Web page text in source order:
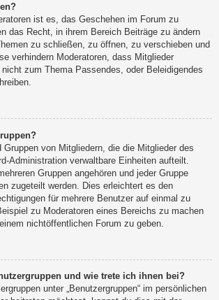
ist es, das Geschehen im Forum zu
das Recht, in ihrem Bereich Beiträge zu ändern
zu schließen, zu öffnen, zu verschieben und
verhindern Moderatoren, dass Mitglieder
nicht zum Thema Passendes, oder Beleidigendes
Gruppen von Mitgliedern, die die Mitglieder des
Administration verwaltbare Einheiten aufteilt.
Gruppen angehören und jeder Gruppe
zugeteilt werden. Dies erleichtert es den
für mehrere Benutzer auf einmal zu
zu Moderatoren eines Bereichs zu machen
nichtöffentlichen Forum zu geben.
und wie trete ich ihnen bei?
unter „Benutzergruppen“ im persönlichen